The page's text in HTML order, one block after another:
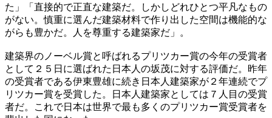
た」「直接的で正直な建築だ。しかしどれひとつ平凡なもの
がない。慎重に選んだ建築材料で作り出した空間は機能的な
がらも豊かだ。人を尊重する建築家だ」。
建築界のノーベル賞と呼ばれるプリツカー賞の今年の受賞者
として２５日に選ばれた日本人の坂茂に対する評価だ。昨年
の受賞者である伊東豊雄に続き日本人建築家が２年連続でプ
リツカー賞を受賞した。日本人建築家としては７人目の受賞
者だ。これで日本は世界で最も多くのプリツカー賞受賞者を